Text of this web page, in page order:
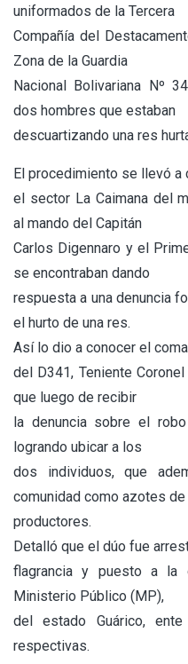
uniformados de la Tercera
Compañía del
Zona de la Guardia
Nacional Bolivariana Nº
dos hombres que estaban
descuartizando una res
El procedimiento se llevó a
el sector La Caimana del
al mando del Capitán
Carlos Digennaro y el
se encontraban dando
respuesta a una denuncia
el hurto de una res.
Así lo dio a conocer el
del D341, Teniente
que luego de recibir
la denuncia sobre el
logrando ubicar a los
dos individuos, que
comunidad como azotes
productores.
Detalló que el dúo fue
flagrancia y puesto a la
Ministerio Público (MP),
del estado Guárico,
respectivas.